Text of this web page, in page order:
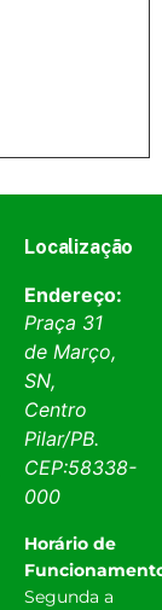
Localização
Endereço:
Praça 31
de Março,
SN,
Centro
Pilar/PB.
CEP:58338-
000
Horário de
Segunda a